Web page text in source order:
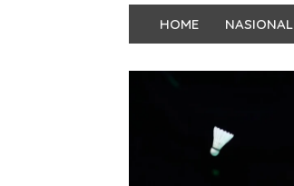
HOME NASIONAL